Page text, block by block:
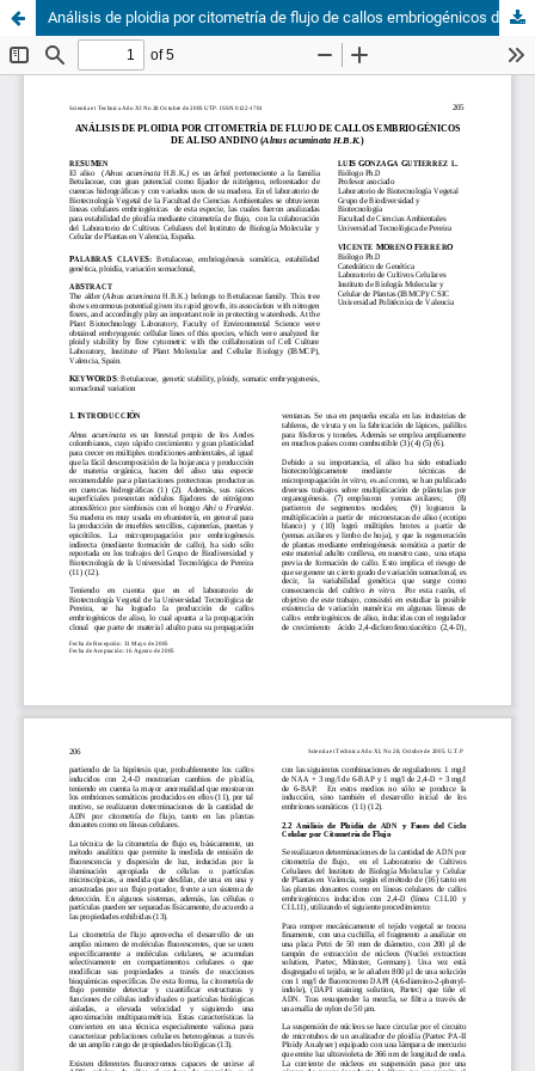
Análisis de ploidia por citometría de flujo de callos embriogénicos de aliso andino (alnus acuminata h.b.k.)